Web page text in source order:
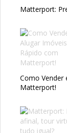
Matterport:
Como Vender
Matterport!